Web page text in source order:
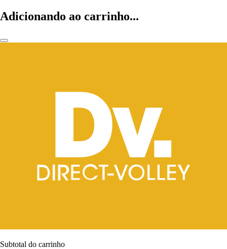
Adicionando ao carrinho...
Subtotal do carrinho